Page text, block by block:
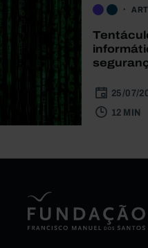
25/07/
12 MIN